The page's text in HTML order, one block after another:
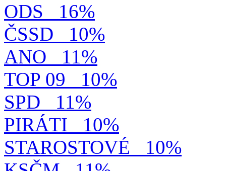
ODS
16%
ČSSD
10%
ANO
11%
TOP 09
10%
SPD
11%
PIRÁTI
10%
STAROSTOVÉ
10%